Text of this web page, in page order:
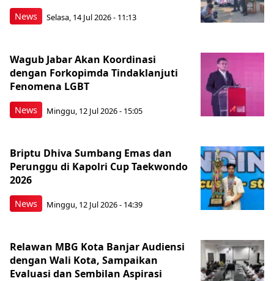
News Selasa, 14 Jul 2026 - 11:13
News
Wagub Jabar Akan Koordinasi
dengan Forkopimda Tindaklanjuti
Fenomena LGBT
Minggu, 12 Jul 2026 - 15:05
News
Briptu Dhiva Sumbang Emas dan
Perunggu di Kapolri Cup Taekwondo
2026
Minggu, 12 Jul 2026 - 14:39
Relawan MBG Kota Banjar Audiensi
dengan Wali Kota, Sampaikan
Evaluasi dan Sembilan Aspirasi